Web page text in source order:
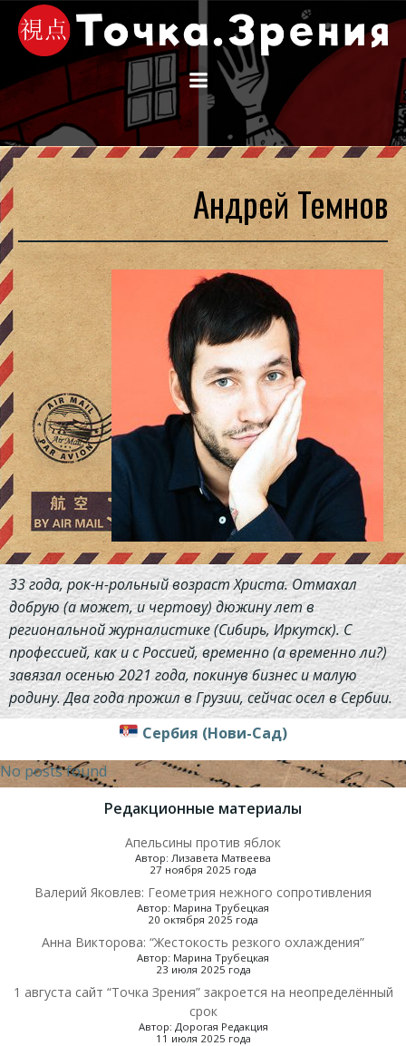
Перейти
к
содержимому
Андрей Темнов
33 года, рок-н-рольный возраст Христа. Отмахал
добрую (а может, и чертову) дюжину лет в
региональной журналистике (Сибирь, Иркутск). С
профессией, как и с Россией, временно (а временно ли?)
завязал осенью 2021 года, покинув бизнес и малую
родину. Два года прожил в Грузии, сейчас осел в Сербии.
Сербия (Нови-Сад)
No posts found
Редакционные материалы
Апельсины против яблок
Автор: Лизавета Матвеева
27 ноября 2025 года
Валерий Яковлев: Геометрия нежного сопротивления
Автор: Марина Трубецкая
20 октября 2025 года
Анна Викторова: “Жестокость резкого охлаждения”
Автор: Марина Трубецкая
23 июля 2025 года
1 августа сайт “Точка Зрения” закроется на неопределённый
срок
Автор: Дорогая Редакция
11 июля 2025 года